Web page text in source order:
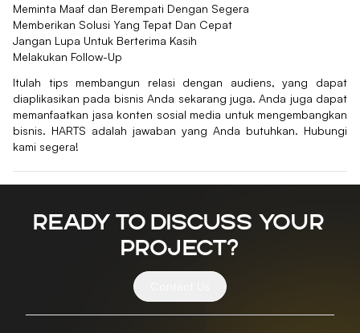
Meminta Maaf dan Berempati Dengan Segera
Memberikan Solusi Yang Tepat Dan Cepat
Jangan Lupa Untuk Berterima Kasih
Melakukan Follow-Up
Itulah tips membangun relasi dengan audiens, yang dapat
diaplikasikan pada bisnis Anda sekarang juga. Anda juga dapat
memanfaatkan jasa konten sosial media untuk mengembangkan
bisnis. HARTS adalah jawaban yang Anda butuhkan. Hubungi
kami segera!
Ready to discuss your
project?